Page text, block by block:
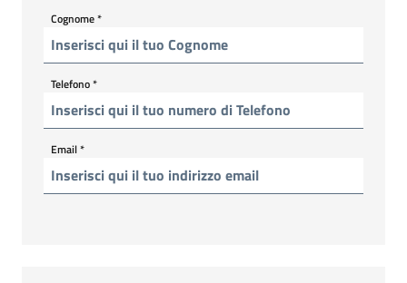
Cognome*
Telefono*
Email*